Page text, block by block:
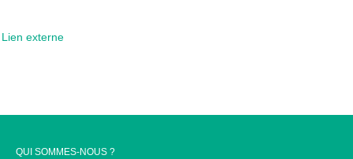
Lien externe
QUI SOMMES-NOUS ?